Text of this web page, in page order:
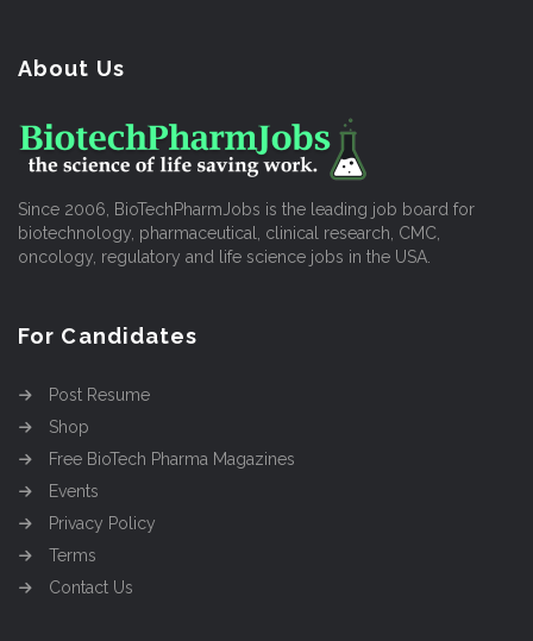
About Us
Since 2006, BioTechPharmJobs is the leading job board for
biotechnology, pharmaceutical, clinical research, CMC,
oncology, regulatory and life science jobs in the USA.
For Candidates
Post Resume
Shop
Free BioTech Pharma Magazines
Events
Privacy Policy
Terms
Contact Us